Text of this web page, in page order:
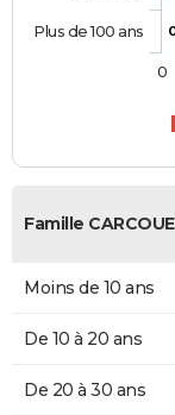
Plus de 100 ans
0
Famille
Moins de 10 ans
De 10 à 20 ans
De 20 à 30 ans